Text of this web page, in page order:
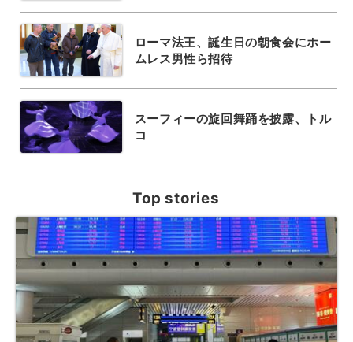
ローマ法王、誕生日の朝食会にホー
ムレス男性ら招待
スーフィーの旋回舞踊を披露、トル
コ
Top stories